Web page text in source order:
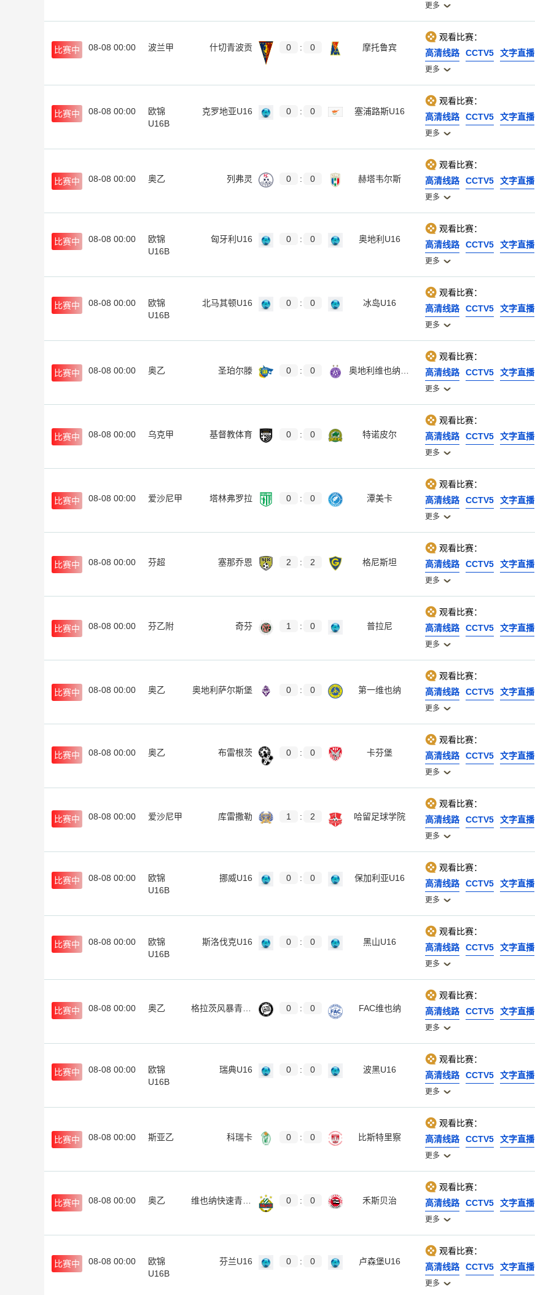
更多
比赛中 08-08 00:00 波兰甲 什切青波贡 0 : 0 摩托鲁宾
观看比赛：
高清线路
CCTV5 文字直播
更多
比赛中 08-08 00:00
欧锦
U16B
克罗地亚U16 0 : 0 塞浦路斯U16
观看比赛：
高清线路
CCTV5 文字直播
更多
比赛中 08-08 00:00 奥乙 列弗灵 0 : 0 赫塔韦尔斯
观看比赛：
高清线路
CCTV5 文字直播
更多
比赛中 08-08 00:00
欧锦
U16B
匈牙利U16 0 : 0 奥地利U16
观看比赛：
高清线路
CCTV5 文字直播
更多
比赛中 08-08 00:00
欧锦
U16B
北马其顿U16 0 : 0 冰岛U16
观看比赛：
高清线路
CCTV5 文字直播
更多
比赛中 08-08 00:00 奥乙 圣珀尔滕 0 : 0
观看比赛：
高清线路
CCTV5 文字直播
更多
比赛中 08-08 00:00 乌克甲 基督教体育 0 : 0 特诺皮尔
观看比赛：
高清线路
CCTV5 文字直播
更多
比赛中 08-08 00:00 爱沙尼甲 塔林弗罗拉 0 : 0 潭美卡
观看比赛：
高清线路
CCTV5 文字直播
更多
比赛中 08-08 00:00 芬超 塞那乔恩 2 : 2 格尼斯坦
观看比赛：
高清线路
CCTV5 文字直播
更多
比赛中 08-08 00:00 芬乙附 奇芬 1 : 0 普拉尼
观看比赛：
高清线路
CCTV5 文字直播
更多
比赛中 08-08 00:00 奥乙 奥地利萨尔斯堡 0 : 0 第一维也纳
观看比赛：
高清线路
CCTV5 文字直播
更多
比赛中 08-08 00:00 奥乙 布雷根茨 0 : 0 卡芬堡
观看比赛：
高清线路
CCTV5 文字直播
更多
比赛中 08-08 00:00 爱沙尼甲 库雷撒勒 1 : 2 哈留足球学院
观看比赛：
高清线路
CCTV5 文字直播
更多
比赛中 08-08 00:00
欧锦
U16B
挪威U16 0 : 0 保加利亚U16
观看比赛：
高清线路
CCTV5 文字直播
更多
比赛中 08-08 00:00
欧锦
U16B
斯洛伐克U16 0 : 0 黑山U16
观看比赛：
高清线路
CCTV5 文字直播
更多
比赛中 08-08 00:00 奥乙 0 : 0 FAC维也纳
观看比赛：
高清线路
CCTV5 文字直播
更多
比赛中 08-08 00:00
欧锦
U16B
瑞典U16 0 : 0 波黑U16
观看比赛：
高清线路
CCTV5 文字直播
更多
比赛中 08-08 00:00 斯亚乙 科瑞卡 0 : 0 比斯特里察
观看比赛：
高清线路
CCTV5 文字直播
更多
比赛中 08-08 00:00 奥乙 维也纳快速青年队 0 : 0 禾斯贝治
观看比赛：
高清线路
CCTV5 文字直播
更多
比赛中 08-08 00:00
欧锦
U16B
芬兰U16 0 : 0 卢森堡U16
观看比赛：
高清线路
CCTV5 文字直播
更多